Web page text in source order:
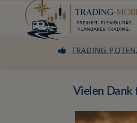
TRADING
Vielen Dank